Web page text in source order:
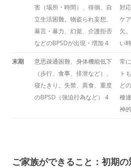
害（場所・時間）、徘徊、自
立生活困難。物盗られ妄想、
暴言・暴力、幻覚、介護拒否
などのBPSDが出現・増加 4
対
ケ
欠
い
末期
意思疎通困難、身体機能低下
（歩行、食事、排泄など）、
寝たきり。失禁、異食、重度
のBPSD（強迫行為など） 4
常
ト
ど
種
神
ご家族ができること：初期